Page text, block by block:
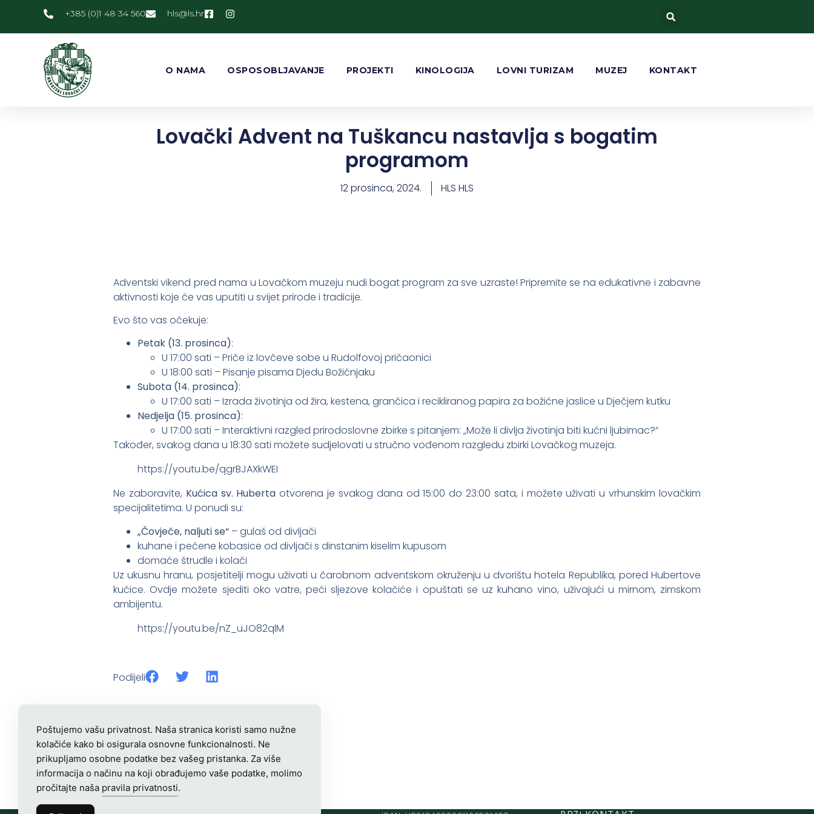
+385 (0)1 48 34 560 rh.sl
@slh
O NAMA OSPOSOBLJAVANJE PROJEKTI KINOLOGIJA LOVNI TURIZAM MUZEJ KONTAKT
Lovački Advent na Tuškancu nastavlja s bogatim
programom
12 prosinca, 2024. HLS HLS
Adventski vikend pred nama u Lovačkom muzeju nudi bogat program za sve uzraste! Pripremite se na edukativne i zabavne
aktivnosti koje će vas uputiti u svijet prirode i tradicije.
Evo što vas očekuje:
Petak (13. prosinca):
U 17:00 sati – Priče iz lovčeve sobe u Rudolfovoj pričaonici
U 18:00 sati – Pisanje pisama Djedu Božićnjaku
Subota (14. prosinca):
U 17:00 sati – Izrada životinja od žira, kestena, grančica i recikliranog papira za božićne jaslice u Dječjem kutku
Nedjelja (15. prosinca):
U 17:00 sati – Interaktivni razgled prirodoslovne zbirke s pitanjem: „Može li divlja životinja biti kućni ljubimac?“
Također, svakog dana u 18:30 sati možete sudjelovati u stručno vođenom razgledu zbirki Lovačkog muzeja.
https://youtu.be/qgrBJAXkWEI
Ne zaboravite, Kućica sv. Huberta otvorena je svakog dana od 15:00 do 23:00 sata, i možete uživati u vrhunskim lovačkim
specijalitetima. U ponudi su:
„Čovječe, naljuti se“ – gulaš od divljači
kuhane i pečene kobasice od divljači s dinstanim kiselim kupusom
domaće štrudle i kolači
Uz ukusnu hranu, posjetitelji mogu uživati u čarobnom adventskom okruženju u dvorištu hotela Republika, pored Hubertove
kućice. Ovdje možete sjediti oko vatre, peći sljezove kolačiće i opuštati se uz kuhano vino, uživajući u mirnom, zimskom
ambijentu.
https://youtu.be/nZ_uJO82qlM
Podijeli
Poštujemo vašu privatnost. Naša stranica koristi samo nužne
kolačiće kako bi osigurala osnovne funkcionalnosti. Ne
prikupljamo osobne podatke bez vašeg pristanka. Za više
informacija o načinu na koji obrađujemo vaše podatke, molimo
pročitajte naša pravila privatnosti.